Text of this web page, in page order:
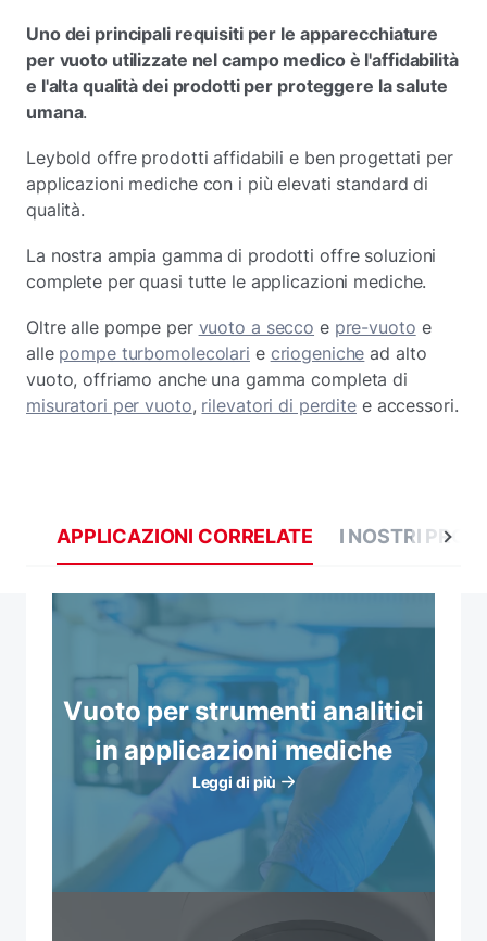
Uno dei principali requisiti per le apparecchiature
per vuoto utilizzate nel campo medico è l'affidabilità
e l'alta qualità dei prodotti per proteggere la salute
umana.
Leybold offre prodotti affidabili e ben progettati per
applicazioni mediche con i più elevati standard di
qualità.
La nostra ampia gamma di prodotti offre soluzioni
complete per quasi tutte le applicazioni mediche.
Oltre alle pompe per vuoto a secco e pre-vuoto e
alle pompe turbomolecolari e criogeniche ad alto
vuoto, offriamo anche una gamma completa di
misuratori per vuoto, rilevatori di perdite e accessori.
APPLICAZIONI CORRELATE I NOSTRI
Vuoto per strumenti analitici
in applicazioni mediche
Leggi di più